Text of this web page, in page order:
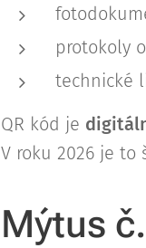
protokoly
technické
QR kód je
V roku 2026 je to
Mýtus